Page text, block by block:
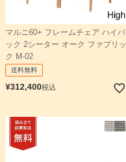
マルニ60+ フレームチェア ハイバ
ック 2シーター オーク ファブリッ
ク M-02
送料無料
¥312,400税込